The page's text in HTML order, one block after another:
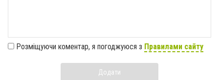
Розміщуючи коментар, я погоджуюся з Правилами сайту
Додати